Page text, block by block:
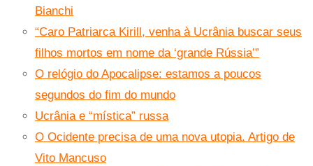
Bianchi
“Caro Patriarca Kirill, venha à Ucrânia buscar seus
filhos mortos em nome da ‘grande Rússia’”
O relógio do Apocalipse: estamos a poucos
segundos do fim do mundo
Ucrânia e “mística” russa
O Ocidente precisa de uma nova utopia. Artigo de
Vito Mancuso